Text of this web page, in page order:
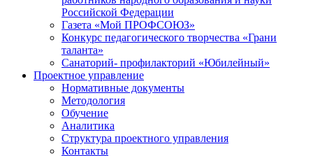
Российской Федерации
Газета «Мой ПРОФСОЮЗ»
Конкурс педагогического творчества «Грани
таланта»
Санаторий- профилакторий «Юбилейный»
Проектное управление
Нормативные документы
Методология
Обучение
Аналитика
Структура проектного управления
Контакты